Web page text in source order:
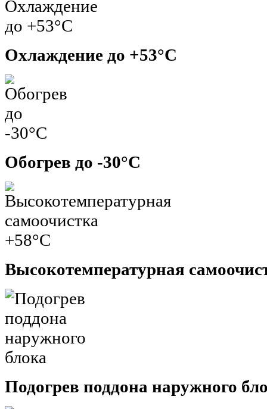
Охлаждение до +53°C
Обогрев до -30°C
Высокотемпературная
Подогрев поддона наружного